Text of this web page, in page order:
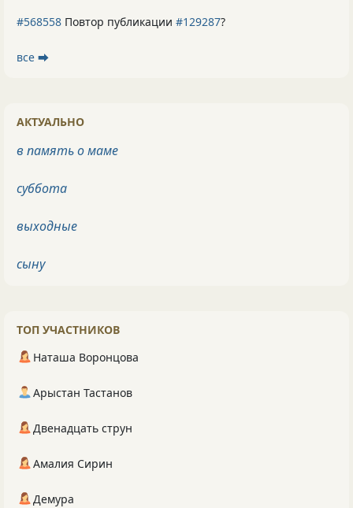
#568558 Повтор публикации #129287?
все ⮕
АКТУАЛЬНО
в память о маме
суббота
выходные
сыну
ТОП УЧАСТНИКОВ
Наташа Воронцова
Арыстан Тастанов
Двенадцать струн
Амалия Сирин
Демура